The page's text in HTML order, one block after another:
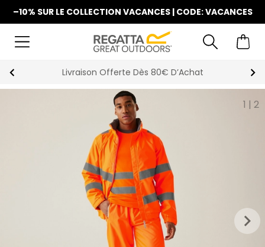
–10% SUR LE COLLECTION VACANCES | CODE: VACANCES
Livraison Offerte Dès 80€ D’Achat
1 | 2
keyboard_arrow_right